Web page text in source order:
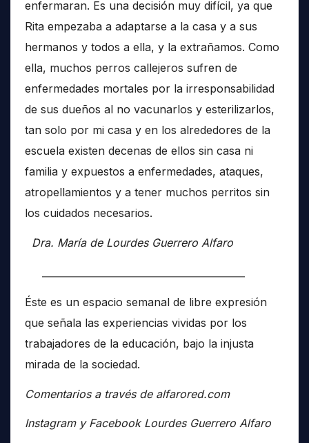
enfermaran. Es una decisión muy difícil, ya que
Rita empezaba a adaptarse a la casa y a sus
hermanos y todos a ella, y la extrañamos. Como
ella, muchos perros callejeros sufren de
enfermedades mortales por la irresponsabilidad
de sus dueños al no vacunarlos y esterilizarlos,
tan solo por mi casa y en los alrededores de la
escuela existen decenas de ellos sin casa ni
familia y expuestos a enfermedades, ataques,
atropellamientos y a tener muchos perritos sin
los cuidados necesarios.
Dra. María de Lourdes Guerrero Alfaro
Éste es un espacio semanal de libre expresión
que señala las experiencias vividas por los
trabajadores de la educación, bajo la injusta
mirada de la sociedad.
Comentarios a través de alfarored.com
Instagram y Facebook Lourdes Guerrero Alfaro